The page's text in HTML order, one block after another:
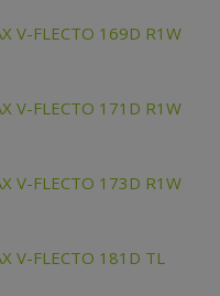
V-FLECTO 169D R1W
V-FLECTO 171D R1W
V-FLECTO 173D R1W
V-FLECTO 181D TL